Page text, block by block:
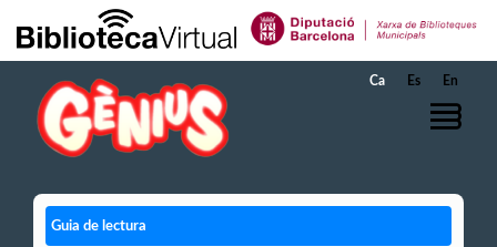
Salta al contingut principal
Ca Es En
Guia de lectura